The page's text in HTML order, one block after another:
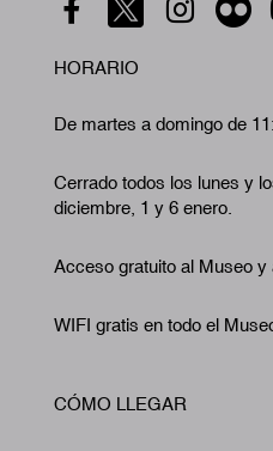
HORARIO
De martes a domingo de
Cerrado todos los lunes y
diciembre, 1 y 6 enero.
Acceso gratuito al Museo y
WIFI gratis en todo el
CÓMO LLEGAR